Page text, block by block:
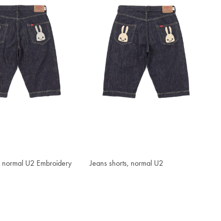
normal U2 Embroidery Jeans shorts, normal U2
¥1,661.30